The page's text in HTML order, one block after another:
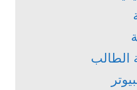
الطالب